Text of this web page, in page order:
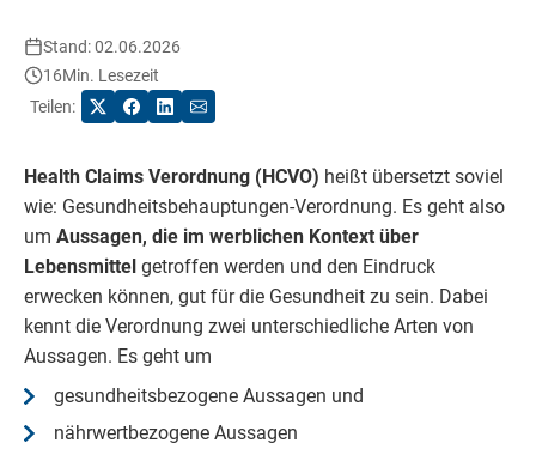
Stand: 02.06.2026
16Min. Lesezeit
Teilen:
Health Claims Verordnung (HCVO) heißt übersetzt soviel
wie: Gesundheitsbehauptungen-Verordnung. Es geht also
um Aussagen, die im werblichen Kontext über
Lebensmittel getroffen werden und den Eindruck
erwecken können, gut für die Gesundheit zu sein. Dabei
kennt die Verordnung zwei unterschiedliche Arten von
Aussagen. Es geht um
gesundheitsbezogene Aussagen und
nährwertbezogene Aussagen